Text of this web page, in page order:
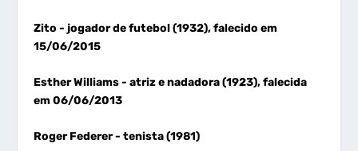
Zito- jogador de futebol (1932), falecido em
15/06/2015
Esther Williams- atriz e nadadora (1923), falecida
em 06/06/2013
Roger Federer- tenista (1981)